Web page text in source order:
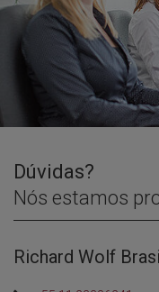
Dúvidas?
Nós estamos
Richard Wolf